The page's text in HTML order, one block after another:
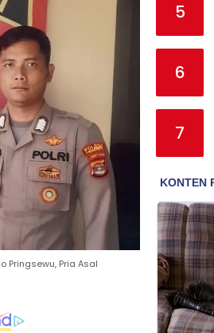
Pringsewu, Pria Asal
5
6
7